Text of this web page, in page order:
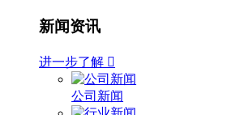
新闻资讯
进一步了解 
公司新闻